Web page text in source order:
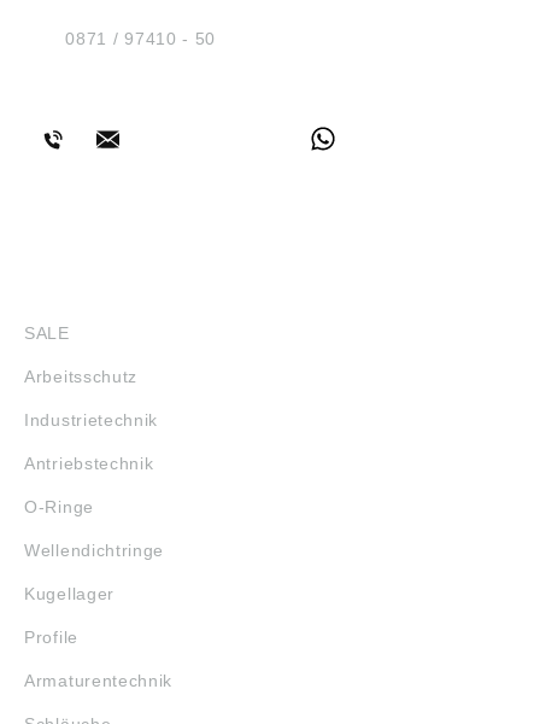
Tel.:0871 / 97410 - 50
SALE
Arbeitsschutz
Industrietechnik
Antriebstechnik
O-Ringe
Wellendichtringe
Kugellager
Profile
Armaturentechnik